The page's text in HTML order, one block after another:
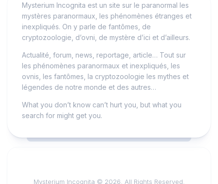
Mysterium Incognita est un site sur le paranormal les
mystères paranormaux, les phénomènes étranges et
inexpliqués. On y parle de fantômes, de
cryptozoologie, d’ovni, de mystère d’ici et d’ailleurs.
Actualité, forum, news, reportage, article… Tout sur
les phénomènes paranormaux et inexpliqués, les
ovnis, les fantômes, la cryptozoologie les mythes et
légendes de notre monde et des autres…
What you don’t know can’t hurt you, but what you
search for might get you.
Mysterium Incognita © 2026. All Rights Reserved.